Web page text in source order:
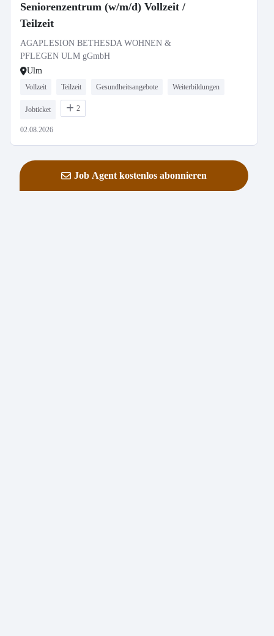
Seniorenzentrum (w/m/d) Vollzeit /
Teilzeit
AGAPLESION BETHESDA WOHNEN &
PFLEGEN ULM gGmbH
Ulm
Vollzeit Teilzeit Gesundheitsangebote Weiterbildungen
Jobticket 2
02.08.2026
Job Agent kostenlos abonnieren